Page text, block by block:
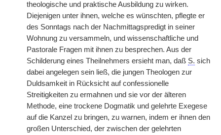
theologische und praktische Ausbildung zu wirken.
Diejenigen unter ihnen, welche es wünschten, pflegte er
des Sonntags nach der Nachmittagspredigt in seiner
Wohnung zu versammeln, und wissenschaftliche und
Pastorale Fragen mit ihnen zu besprechen. Aus der
Schilderung eines Theilnehmers ersieht man, daß S. sich
dabei angelegen sein ließ, die jungen Theologen zur
Duldsamkeit in Rücksicht auf confessionelle
Streitigkeiten zu ermahnen und sie vor der älteren
Methode, eine trockene Dogmatik und gelehrte Exegese
auf die Kanzel zu bringen, zu warnen, indem er ihnen den
großen Unterschied, der zwischen der gelehrten